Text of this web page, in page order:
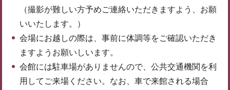
（撮影が難しい方予めご連絡いただきますよう、お願
いいたします。）
会場にお越しの際は、事前に体調等をご確認いただき
ますようお願いしいます。
会館には駐車場がありませんので、公共交通機関を利
用してご来場ください。なお、車で来館される場合